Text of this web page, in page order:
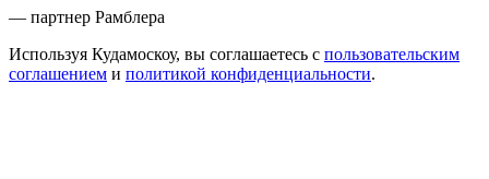
— партнер Рамблера
Используя Кудамоскоу, вы соглашаетесь с пользовательским
соглашением и политикой конфиденциальности.